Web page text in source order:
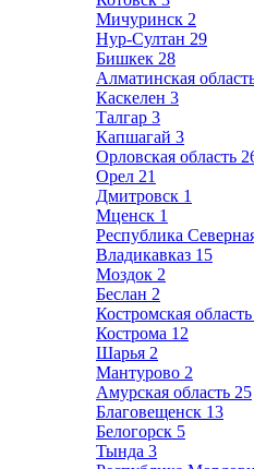
Мичуринск 2
Нур-Султан 29
Бишкек 28
Алматинская
Каскелен 3
Талгар 3
Капшагай 3
Орловская область
Орел 21
Дмитровск 1
Мценск 1
Республика
Владикавказ 15
Моздок 2
Беслан 2
Костромская область
Кострома 12
Шарья 2
Мантурово 2
Амурская область 25
Благовещенск 13
Белогорск 5
Тында 3